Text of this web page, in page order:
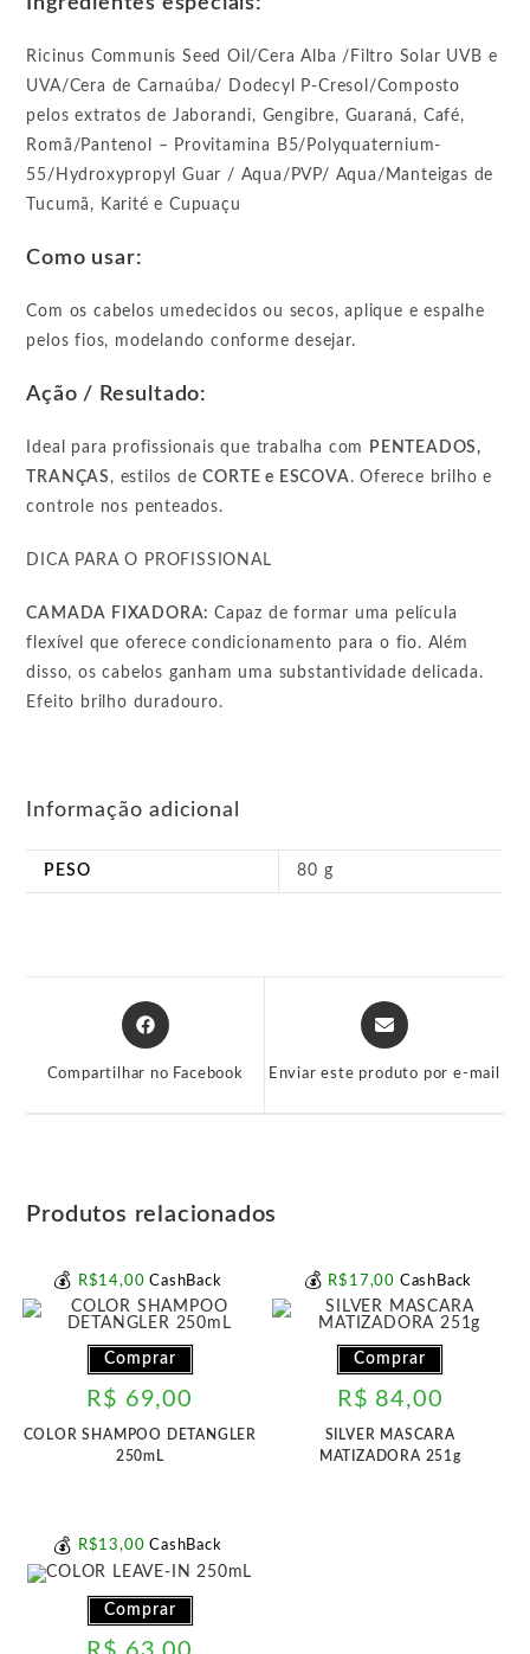
Ricinus Communis Seed Oil/Cera Alba /Filtro Solar UVB e
UVA/Cera de Carnaúba/ Dodecyl P-Cresol/Composto
pelos extratos de Jaborandi, Gengibre, Guaraná, Café,
Romã/Pantenol – Provitamina B5/Polyquaternium-
55/Hydroxypropyl Guar / Aqua/PVP/ Aqua/Manteigas de
Tucumã, Karité e Cupuaçu
Como usar:
Com os cabelos umedecidos ou secos, aplique e espalhe
pelos fios, modelando conforme desejar.
Ação / Resultado:
Ideal para profissionais que trabalha com
PENTEADOS,
TRANÇAS , estilos deCORTE e ESCOVA. Oferece brilho e
controle nos penteados.
DICA PARA O PROFISSIONAL
CAMADA FIXADORA:Capaz de formar uma película
flexível que oferece condicionamento para o fio. Além
disso, os cabelos ganham uma substantividade delicada.
Efeito brilho duradouro.
Informação adicional
PESO 80 g
Abre
em
Compartilhar no Facebook
Abre
em
Enviar este produto por e-mail
Produtos relacionados
💰 R$14,00CashBack
Comprar
R$ 69,00
COLOR SHAMPOO DETANGLER
250mL
💰 R$ 17,00 CashBack
Comprar
R$ 84,00
SILVER MASCARA
MATIZADORA 251g
💰 R$13,00CashBack
Comprar